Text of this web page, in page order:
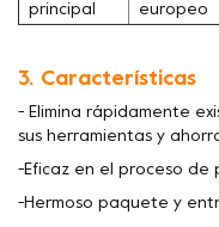
principal
europeo
3. Características
- Elimina rápidamente
sus herramientas y
-Eficaz en el proceso de
-Hermoso paquete y